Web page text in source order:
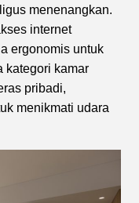
menenangkan.
internet
ergonomis untuk
kategori kamar
pribadi,
menikmati udara